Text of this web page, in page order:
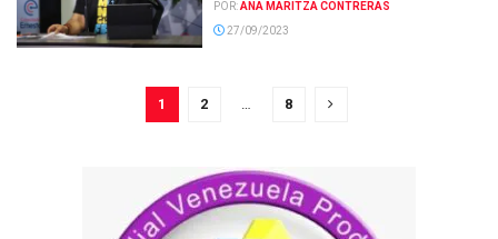
POR:ANA MARITZA CONTRERAS
27/09/2023
1 2 … 8